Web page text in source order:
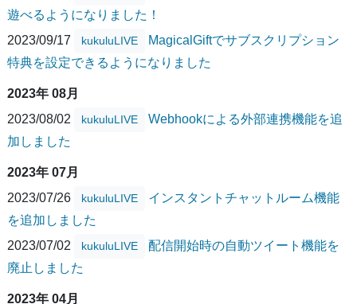
遊べるようになりました！
2023/09/17
kukuluLIVE
MagicalGiftでサブスクリプション
特典を設定できるようになりました
2023年 08月
2023/08/02
kukuluLIVE
Webhookによる外部連携機能を追
加しました
2023年 07月
2023/07/26
kukuluLIVE
インスタントチャットルーム機能
を追加しました
2023/07/02
kukuluLIVE
配信開始時の自動ツイート機能を
廃止しました
2023年 04月